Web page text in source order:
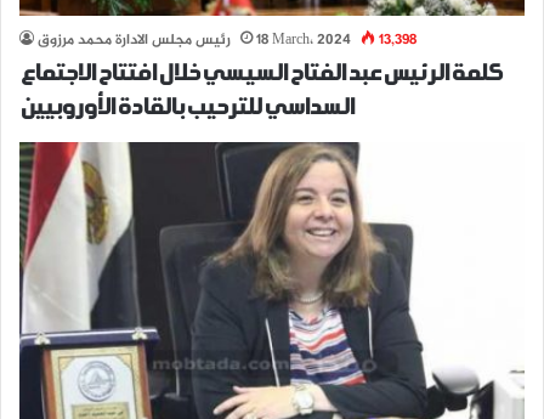
رئيس مجلس الادارة محمد مرزوق 18 March، 2024 13,398
كلمة الرئيس عبد الفتاح السيسي خلال افتتاح الاجتماع
السداسي للترحيب بالقادة الأوروبيين